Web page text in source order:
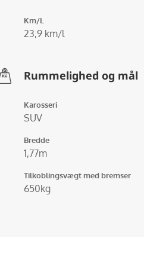
Km/L
23,9 km/l
Rummelighed og mål
Karosseri
SUV
Bredde
1,77m
Tilkoblingsvægt med bremser
650kg